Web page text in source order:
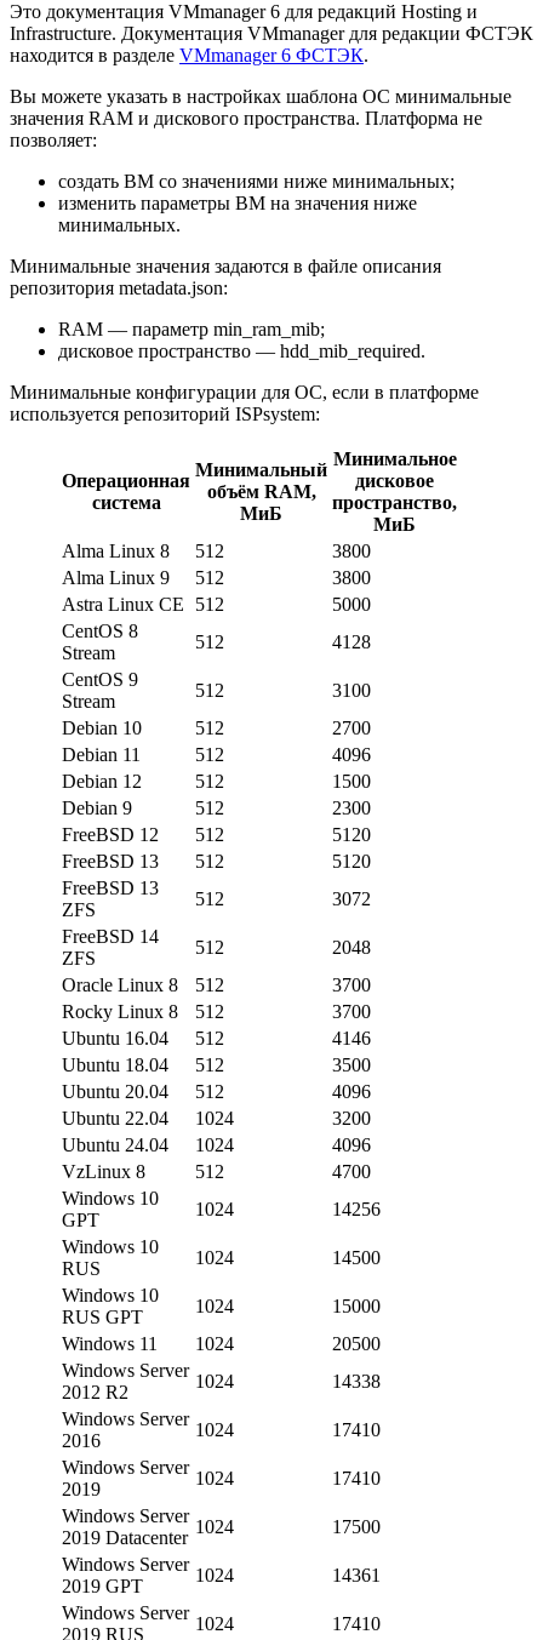
Это документация VMmanager 6 для редакций Hosting и
Infrastructure. Документация VMmanager для редакции ФСТЭК
находится в разделе VMmanager 6 ФСТЭК.
Вы можете указать в настройках шаблона ОС минимальные
значения RAM и дискового пространства. Платформа не
позволяет:
создать ВМ со значениями ниже минимальных;
изменить параметры ВМ на значения ниже
минимальных.
Минимальные значения задаются в файле описания
репозитория metadata.json:
RAM — параметр min_ram_mib;
дисковое пространство — hdd_mib_required.
Минимальные конфигурации для ОС, если в платформе
используется репозиторий ISPsystem:
Операционная
система
Минимальный
объём RAM,
МиБ
Минимальное
дисковое
пространство,
МиБ
Alma Linux 8
512
3800
Alma Linux 9
512
3800
Astra Linux CE
512
5000
CentOS 8
Stream
512
4128
CentOS 9
Stream
512
3100
Debian 10
512
2700
Debian 11
512
4096
Debian 12
512
1500
Debian 9
512
2300
FreeBSD 12
512
5120
FreeBSD 13
512
5120
FreeBSD 13
ZFS
512
3072
FreeBSD 14
ZFS
512
2048
Oracle Linux 8
512
3700
Rocky Linux 8
512
3700
Ubuntu 16.04
512
4146
Ubuntu 18.04
512
3500
Ubuntu 20.04
512
4096
Ubuntu 22.04
1024
3200
Ubuntu 24.04
1024
4096
VzLinux 8
512
4700
Windows 10
GPT
1024
14256
Windows 10
RUS
1024
14500
Windows 10
RUS GPT
1024
15000
Windows 11
1024
20500
Windows Server
2012 R2
1024
14338
Windows Server
2016
1024
17410
Windows Server
2019
1024
17410
Windows Server
2019 Datacenter
1024
17500
Windows Server
2019 GPT
1024
14361
Windows Server
2019 RUS
1024 17410